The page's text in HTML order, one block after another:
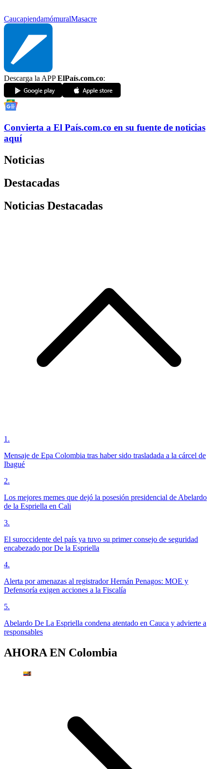
CaucapiendamómuralMasacre
Descarga la APPElPaís.com.co:
Convierta a El País.com.co en su fuente de noticias
aquí
Noticias
Destacadas
Noticias Destacadas
1 .
Mensaje de Epa Colombia tras haber sido trasladada a la cárcel de
Ibagué
2.
Los mejores memes que dejó la posesión presidencial de Abelardo
de la Espriella en Cali
3.
El suroccidente del país ya tuvo su primer consejo de seguridad
encabezado por De la Espriella
4.
Alerta por amenazas al registrador Hernán Penagos: MOE y
Defensoría exigen acciones a la Fiscalía
5.
Abelardo De La Espriella condena atentado en Cauca y advierte a
responsables
AHORA EN Colombia